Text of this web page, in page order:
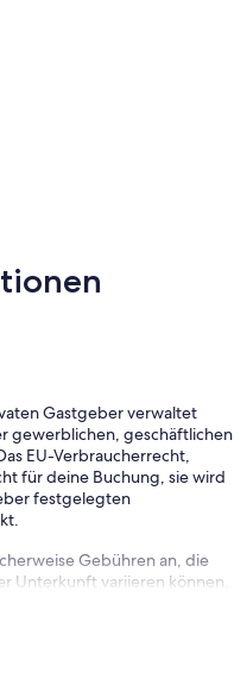
Gastgeber verwaltet
gewerblichen, geschäftlichen
EU-Verbraucherrecht,
für deine Buchung, sie wird
festgelegten
Gebühren an, die
Unterkunft variieren können.